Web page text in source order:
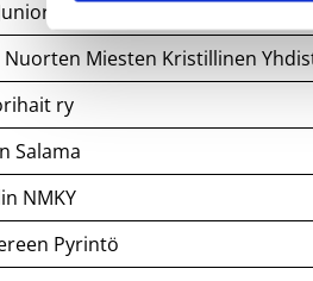
ry
Miesten Kristillinen
ry
Salama
NMKY
Pyrintö